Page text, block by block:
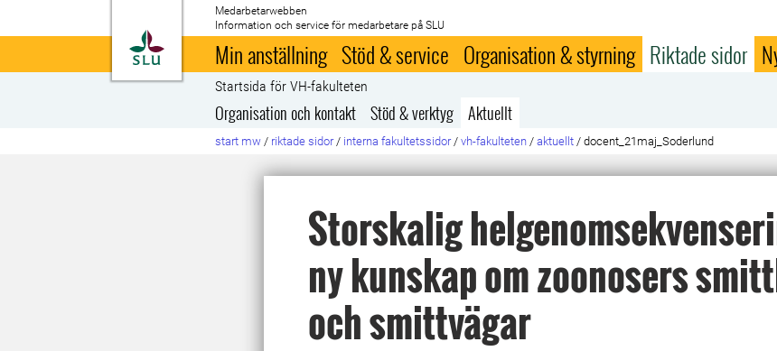
Till startsida
Medarbetarwebben
Information och service för medarbetare på SLU
Min anställning Stöd & service Organisation & styrning Riktade sidor
Startsida för VH-fakulteten
Organisation och kontakt Stöd & verktyg Aktuellt
start mw / riktade sidor / interna fakultetssidor / vh-fakulteten / aktuellt / docent_21maj_Soderlund
Storskalig
ny kunskap om zoonosers
och smittvägar